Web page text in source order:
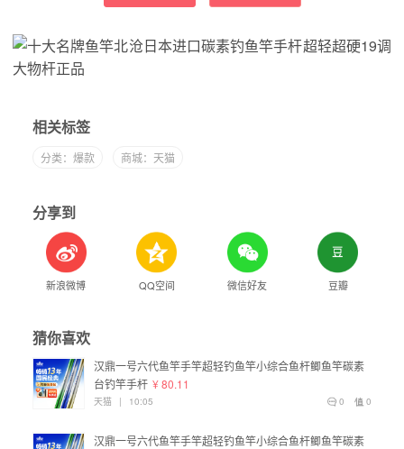
相关标签
分类：爆款 商城：天猫
分享到
新浪微博 QQ空间 微信好友 豆瓣
猜你喜欢
汉鼎一号六代鱼竿手竿超轻钓鱼竿小综合鱼杆鲫鱼竿碳素
台钓竿手杆 ¥ 80.11
0
0
天猫 | 10:05
汉鼎一号六代鱼竿手竿超轻钓鱼竿小综合鱼杆鲫鱼竿碳素